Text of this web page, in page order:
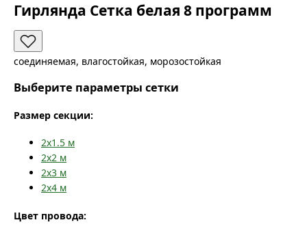
Гирлянда Сетка белая 8 программ
соединяемая, влагостойкая, морозостойкая
Выберите параметры сетки
Размер секции:
2x1.5 м
2x2 м
2x3 м
2x4 м
Цвет провода: